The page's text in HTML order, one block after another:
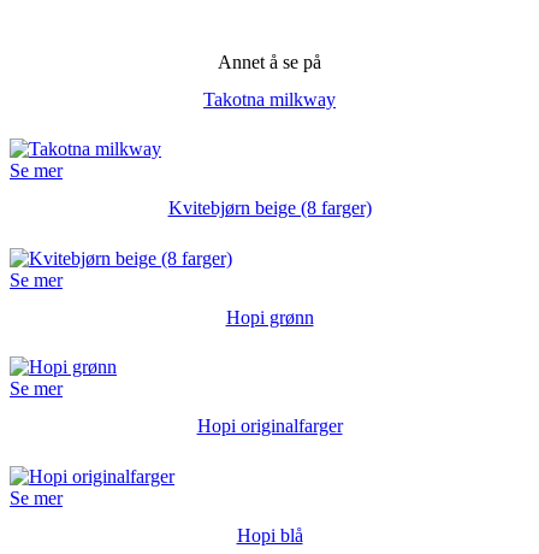
Annet å se på
Takotna milkway
Se mer
Kvitebjørn beige (8 farger)
Se mer
Hopi grønn
Se mer
Hopi originalfarger
Se mer
Hopi blå